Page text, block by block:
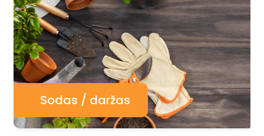
Sodas / daržas